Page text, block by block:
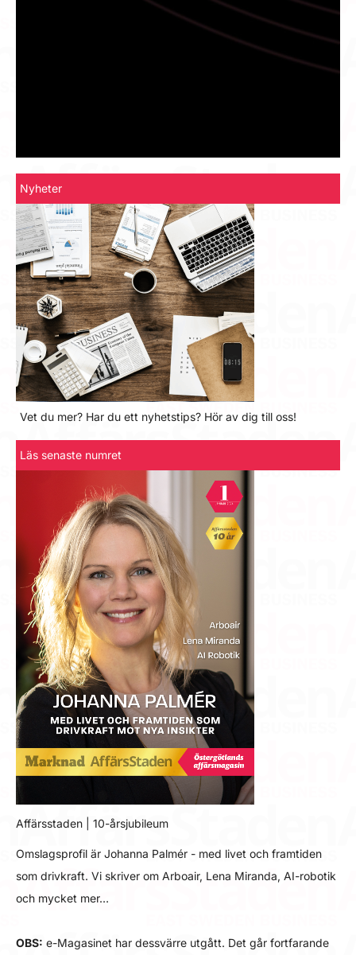
Nyheter
Vet du mer? Har du ett nyhetstips? Hör av dig till oss!
Läs senaste numret
Affärsstaden | 10-årsjubileum
Omslagsprofil är Johanna Palmér - med livet och framtiden
som drivkraft. Vi skriver om Arboair, Lena Miranda, AI-robotik
och mycket mer…
OBS: e-Magasinet har dessvärre utgått. Det går fortfarande